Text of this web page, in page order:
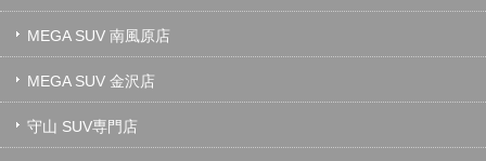
MEGA SUV 南風原店
MEGA SUV 金沢店
守山 SUV専門店